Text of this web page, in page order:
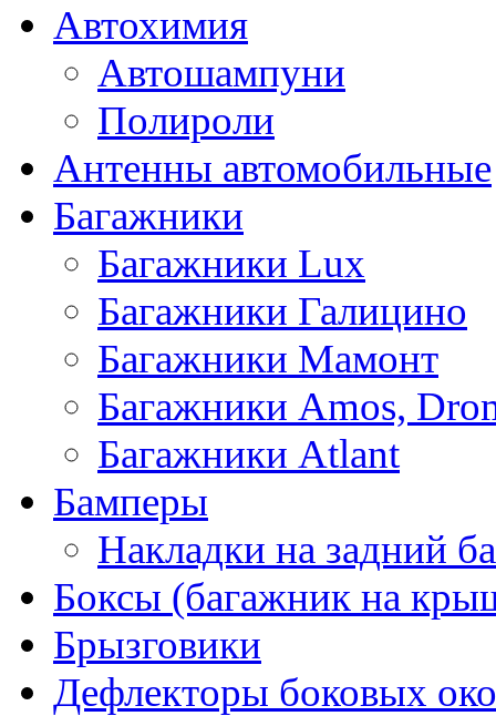
Автохимия
Автошампуни
Полироли
Антенны автомобильные
Багажники
Багажники Lux
Багажники Галицино
Багажники Мамонт
Багажники Amos,
Багажники Atlant
Бамперы
Накладки на задний
Боксы (багажник на
Брызговики
Дефлекторы боковых